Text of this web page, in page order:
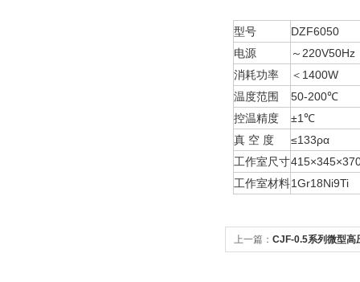
型号
DZF6050
电源
～220V50Hz
消耗功率
＜1400W
温度范围
50-200℃
控温精度
±1℃
真 空 度
≤133ρα
工作室尺寸
工作室材料1Gr18Ni9Ti
上一篇： CJF-0.5系列微型高